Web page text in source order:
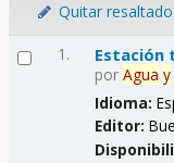
Quitar resaltado
1. Estación
porAgua y
Idioma:
Editor: